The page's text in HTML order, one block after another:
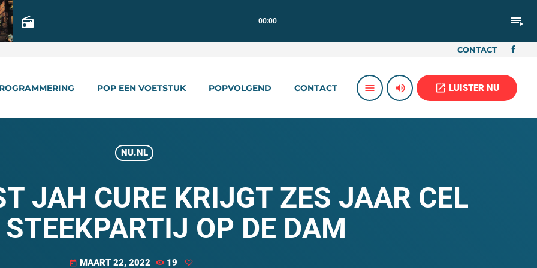
radio 00:00 playlist_play
CONTACT
POP EEN VOETSTUK POPVOLGEND CONTACT menu volume_up open_in_new LUISTER NU
NU.NL
JAH CURE KRIJGT ZES JAAR CEL
OP DE DAM
today MAART 22, 2022 19